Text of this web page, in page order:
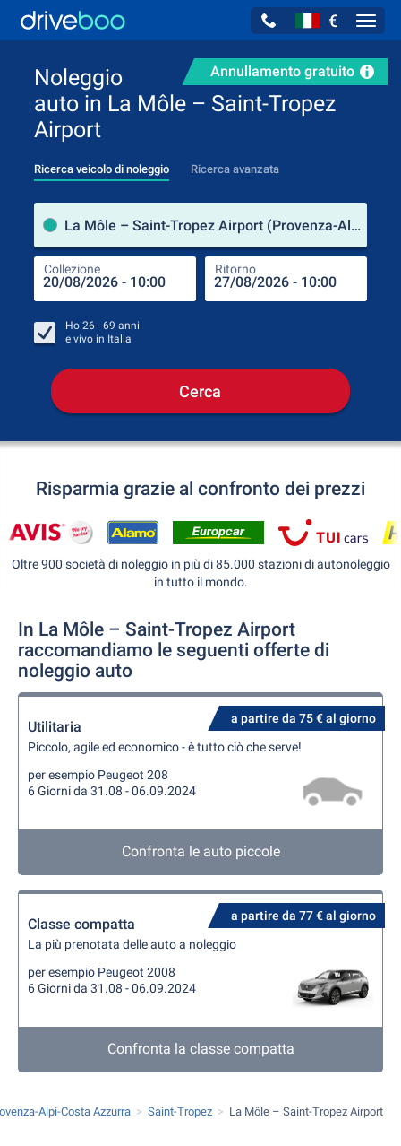
€
Annullamento gratuito
Noleggio
auto in La Môle – Saint-Tropez
Airport
Ricerca veicolo di noleggio Ricerca avanzata
La Môle – Saint-Tropez Airport (Provenza-Alpi-Costa Azzurra / Francia)
Collezione Ritorno
Ho 26 - 69 anni
e vivo in Italia
Cerca
Risparmia grazie al confronto dei prezzi
Oltre 900 società di noleggio in più di 85.000 stazioni di autonoleggio
in tutto il mondo.
In La Môle – Saint-Tropez Airport
raccomandiamo le seguenti offerte di
noleggio auto
a partire da 75 € al giorno
Utilitaria
Piccolo, agile ed economico - è tutto ciò che serve!
per esempio Peugeot 208
6 Giorni da 31.08 - 06.09.2024
Confronta le auto piccole
a partire da 77 € al giorno
Classe compatta
La più prenotata delle auto a noleggio
per esempio Peugeot 2008
6 Giorni da 31.08 - 06.09.2024
Confronta la classe compatta
Alpi-Costa Azzurra Saint-Tropez La Môle – Saint-Tropez Airport